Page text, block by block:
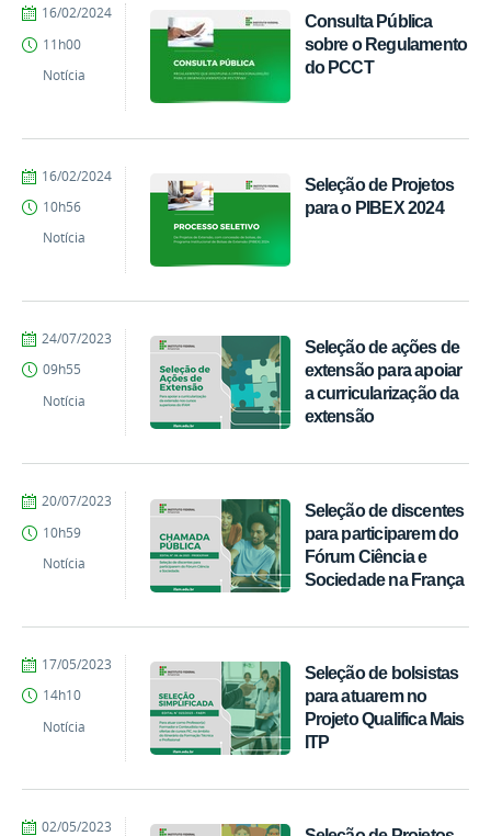
Consulta Pública
sobre o Regulamento
do PCCT
por
publicado
16/02/2024
11h00
Notícia
Seleção de Projetos
para o PIBEX 2024
por
publicado
16/02/2024
10h56
Notícia
Seleção de ações de
extensão para apoiar
a curricularização da
extensão
por
publicado
24/07/2023
09h55
Notícia
Seleção de discentes
para participarem do
Fórum Ciência e
Sociedade na França
por
publicado
20/07/2023
10h59
Notícia
Seleção de bolsistas
para atuarem no
Projeto Qualifica Mais
ITP
por
publicado
17/05/2023
14h10
Notícia
por
publicado
02/05/2023